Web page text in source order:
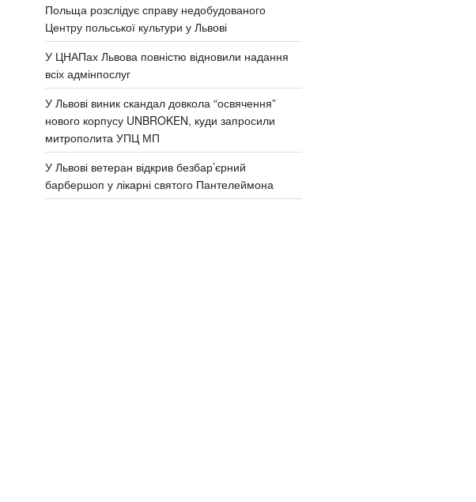
Польща розслідує справу недобудованого
Центру польської культури у Львові
У ЦНАПах Львова повністю відновили надання
всіх адмінпослуг
У Львові виник скандал довкола “освячення”
нового корпусу UNBROKEN, куди запросили
митрополита УПЦ МП
У Львові ветеран відкрив безбар’єрний
барбершоп у лікарні святого Пантелеймона